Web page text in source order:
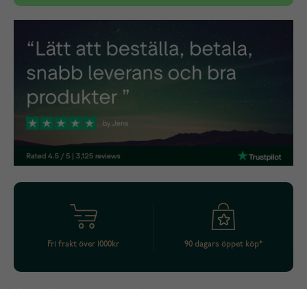
Fri frakt över 1000kr 90 dagars öppet köp*